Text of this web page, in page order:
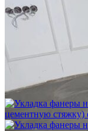
Шлифовка стяжки с
1 500 ₽